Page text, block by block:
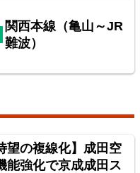
の保線基地
関西本線（亀山～JR
難波）
望の複線化】成田空
能強化で京成成田ス